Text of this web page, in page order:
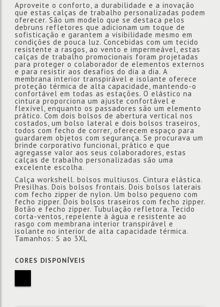
Aproveite o conforto, a durabilidade e a inovação
que estas calças de trabalho personalizadas podem
oferecer. São um modelo que se destaca pelos
debruns refletores que adicionam um toque de
sofisticação e garantem a visibilidade mesmo em
condições de pouca luz. Concebidas com um tecido
resistente a rasgos, ao vento e impermeável, estas
calças de trabalho promocionais foram projetadas
para proteger o colaborador de elementos externos
e para resistir aos desafios do dia a dia. A
membrana interior transpirável e isolante oferece
proteção térmica de alta capacidade, mantendo-o
confortável em todas as estações. O elástico na
cintura proporciona um ajuste confortável e
flexível, enquanto os passadores são um elemento
prático. Com dois bolsos de abertura vertical nos
costados, um bolso lateral e dois bolsos traseiros,
todos com fecho de correr, oferecem espaço para
guardarem objetos com segurança. Se procurava um
brinde corporativo funcional, prático e que
agregasse valor aos seus colaboradores, estas
calças de trabalho personalizadas são uma
excelente escolha.
Calça workshell. bolsos multiusos. Cintura elástica.
Presilhas. Dois bolsos frontais. Dois bolsos laterais
com fecho zipper de nylon. Um bolso pequeno com
fecho zipper. Dois bolsos traseiros com fecho zipper.
Botão e fecho zipper. Tubulação refletora. Tecido
corta-ventos, repelente à água e resistente ao
rasgo com membrana interior transpirável e
isolante no interior de alta capacidade térmica.
Tamanhos: S ao 3XL
CORES DISPONÍVEIS